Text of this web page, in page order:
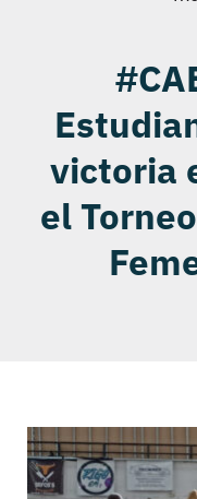
Contacto
victoria
el